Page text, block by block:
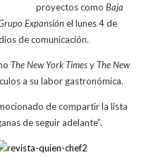
proyectos como Baja
Expansiónel lunes 4 de
de comunicación.
The New York TimesyThe New
a su labor gastronómica.
de compartir la lista
de seguir adelante”.